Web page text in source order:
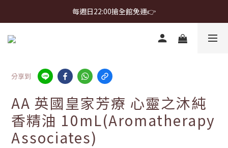
首購免運 $499 起 ＋ 加 LINE 領 $300 折價券 ➤
每週日22:00搶全館免運👉
首購免運 $499 起 ＋ 加 LINE 領 $300 折價券 ➤
分享到
AA 英國皇家芳療 心靈之沐純
香精油 10mL(Aromatherapy
Associates)